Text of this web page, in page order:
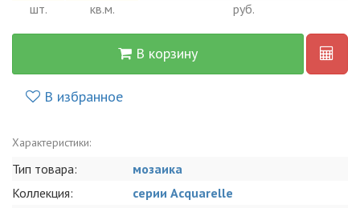
шт. кв.м. руб.
В корзину
В избранное
Характеристики:
Тип товара:
мозаика
Коллекция:
серии Acquarelle